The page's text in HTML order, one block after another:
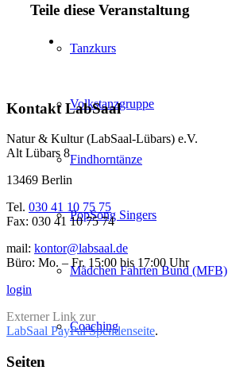
Tanzkurs
Volkstanzgruppe
Findhorntänze
PopSong Singers
Mädchen Fahrten Bund (MFB)
Coaching
Teile diese Veranstaltung
Kontakt LabSaal
Natur & Kultur (LabSaal-Lübars) e.V.
Alt Lübars 8
13469 Berlin
Tel. 030 41 10 75 75
Fax: 030 41 10 75 74
mail: kontor@labsaal.de
Büro: Mo. – Fr. 15:00 bis 17:00 Uhr
login
Externer Link zur
LabSaal PayPal Spendenseite.
Seiten